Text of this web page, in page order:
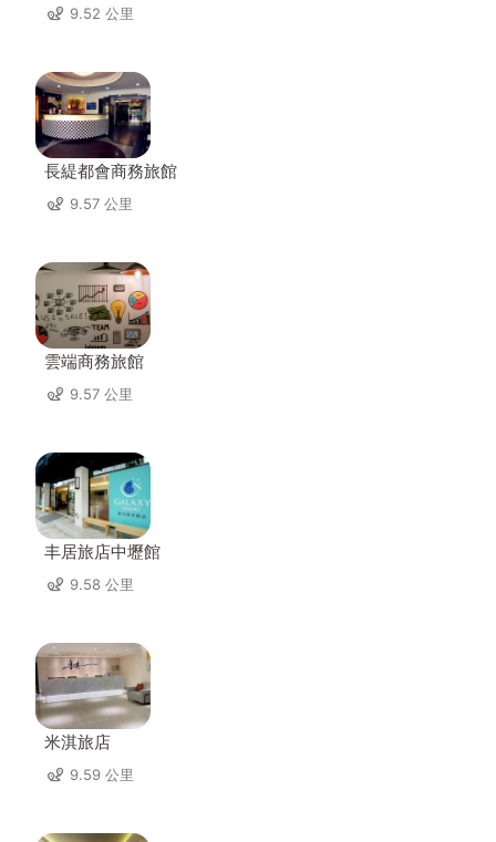
9.52 公里
長緹都會商務旅館
9.57 公里
雲端商務旅館
9.57 公里
丰居旅店中壢館
9.58 公里
米淇旅店
9.59 公里